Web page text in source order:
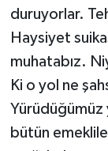
duruyorlar.
Haysiyet
muhatabız.
Ki o yol ne
bütün